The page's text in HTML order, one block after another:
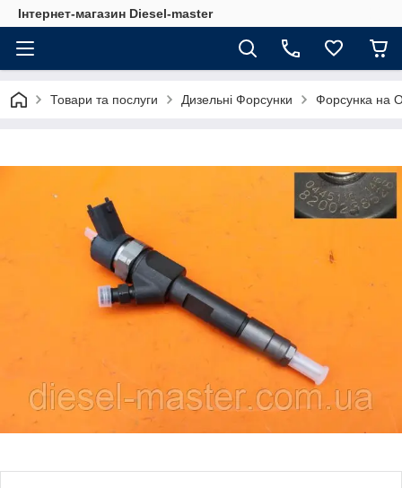
Інтернет-магазин Diesel-master
Товари та послуги Дизельні Форсунки Форсунка на